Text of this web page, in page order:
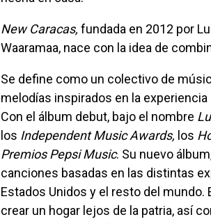
New Caracas, fundada en 2012 por
Waaramaa, nace con la idea de
Se define como un colectivo de músicos que hilan un panorama sónico de ritmos y
melodías inspirados en la
Con el álbum debut, bajo el nombre
los Independent Music Awards, los
Premios Pepsi Music. Su nuevo
canciones basadas en las distintas
Estados Unidos y el resto del
crear un hogar lejos de la patria, así